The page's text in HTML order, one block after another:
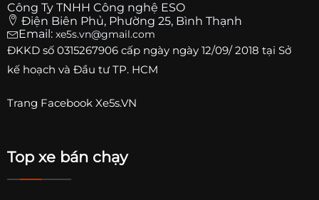
Công Ty TNHH Công nghệ ESO
Điện Biên Phủ, Phường 25, Bình Thạnh
Email: xe5s.vn@gmail.com
ĐKKD số 0315267906 cấp ngày ngày 12/09/ 2018 tại Sở
kế hoạch và Đầu tư TP. HCM
Trang Facebook Xe5s.VN
Top xe bán chạy